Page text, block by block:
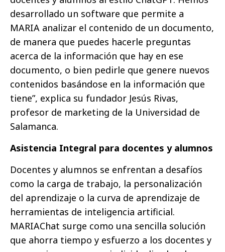
desarrollado un software que permite a
MARIA analizar el contenido de un documento,
de manera que puedes hacerle preguntas
acerca de la información que hay en ese
documento, o bien pedirle que genere nuevos
contenidos basándose en la información que
tiene”, explica su fundador Jesús Rivas,
profesor de marketing de la Universidad de
Salamanca.
Asistencia Integral para docentes y alumnos
Docentes y alumnos se enfrentan a desafíos
como la carga de trabajo, la personalización
del aprendizaje o la curva de aprendizaje de
herramientas de inteligencia artificial.
MARIAChat surge como una sencilla solución
que ahorra tiempo y esfuerzo a los docentes y